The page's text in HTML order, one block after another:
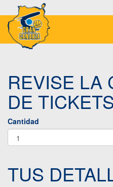
REVISE LA
DE
Cantidad
TUS